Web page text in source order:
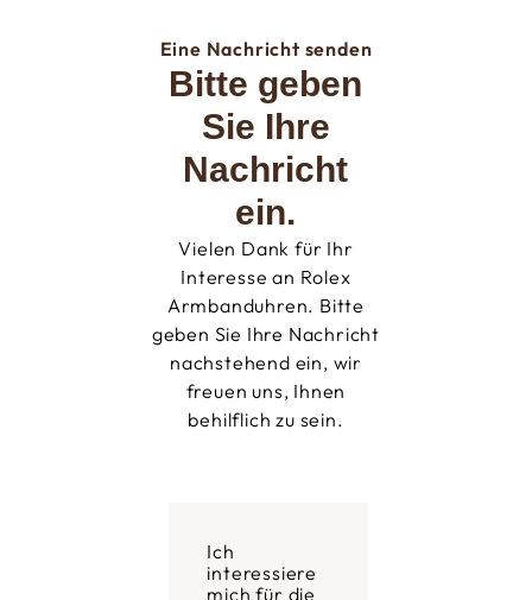
Eine Nachricht senden
Bitte geben
Sie Ihre
Nachricht
ein.
Vielen Dank für Ihr
Interesse an Rolex
Armbanduhren. Bitte
geben Sie Ihre Nachricht
nachstehend ein, wir
freuen uns, Ihnen
behilflich zu sein.